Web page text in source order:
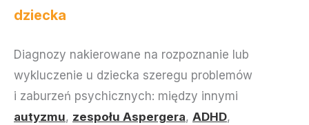
dziecka
Diagnozy nakierowane na rozpoznanie lub
wykluczenie u dziecka szeregu problemów
i zaburzeń psychicznych: między innymi
autyzmu, zespołu Aspergera, ADHD,